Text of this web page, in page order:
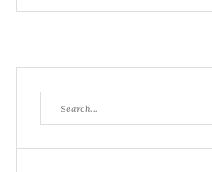
for: